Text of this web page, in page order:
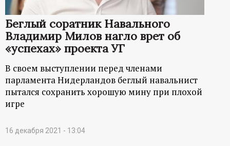
р
т
а
л
Беглый соратник Навального
Владимир Милов нагло врет об
«успехах» проекта УГ
В своем выступлении перед членами
парламента Нидерландов беглый навальнист
пытался сохранить хорошую мину при плохой
игре
16 декабря 2021 - 13:04